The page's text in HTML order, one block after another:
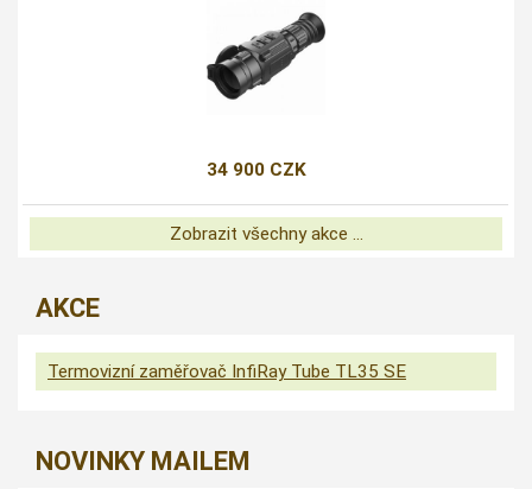
34 900 CZK
Zobrazit všechny akce ...
AKCE
Termovizní zaměřovač InfiRay Tube TL35 SE
NOVINKY MAILEM